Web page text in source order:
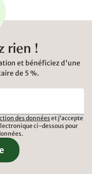
rien !
et bénéficiez d'une
de 5 %.
des donnéeset j'accepte
ci-dessous pour